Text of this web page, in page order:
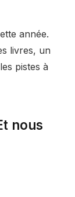
année.
livres, un
pistes à
nous